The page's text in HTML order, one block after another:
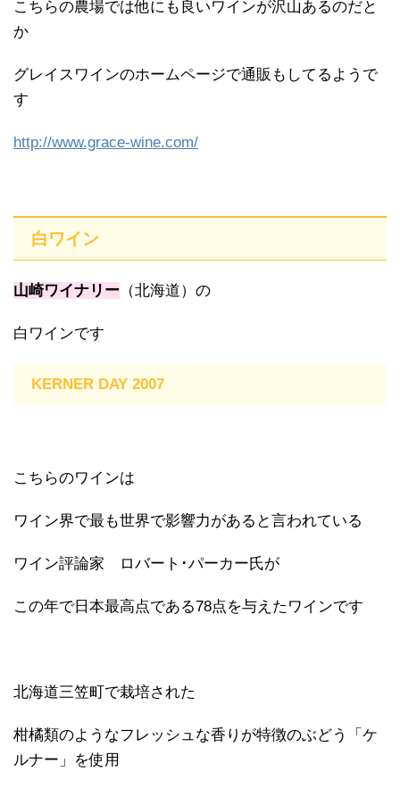
こちらの農場では他にも良いワインが沢山あるのだと
か
グレイスワインのホームページで通販もしてるようで
す
http://www.grace-wine.com/
白ワイン
山崎ワイナリー （北海道）の
白ワインです
KERNER DAY 2007
こちらのワインは
ワイン界で最も世界で影響力があると言われている
ワイン評論家 ロバート･パーカー氏が
この年で日本最高点である78点を与えたワインです
北海道三笠町で栽培された
柑橘類のようなフレッシュな香りが特徴のぶどう「ケ
ルナー」を使用